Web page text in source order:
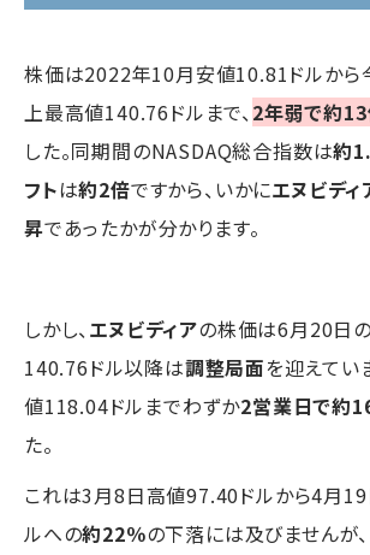
株価は2022年10月安値10.81ドルから
上最高値140.76ドルまで、2年弱で約
した。同期間のNASDAQ総合指数は約
フトは約2倍ですから、いかにエヌビディ
昇であったかが分かります。
しかし、エヌビディアの株価は6月20日の
140.76ドル以降は調整局面を迎えてい
値118.04ドルまでわずか2営業日で約
た。
これは3月8日高値97.40ドルから4月
ルへの約22％の下落には及びませんが